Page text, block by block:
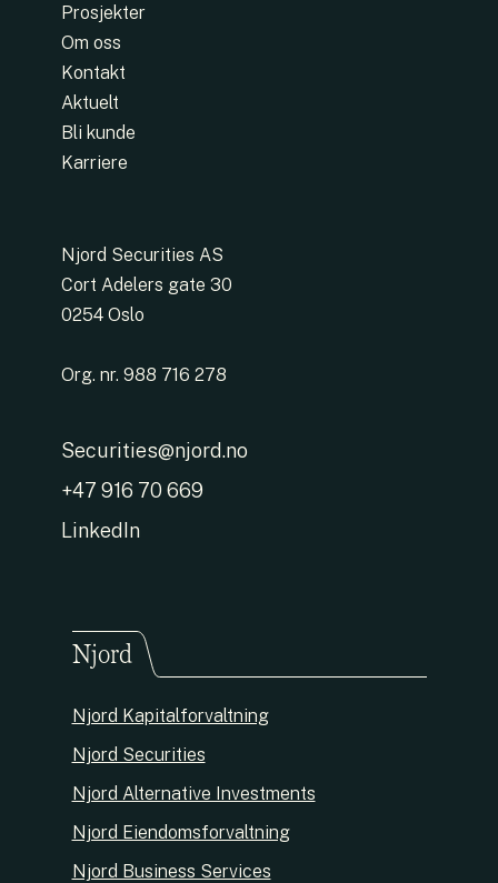
Prosjekter
Om oss
Kontakt
Aktuelt
Bli kunde
Karriere
Njord Securities AS
Cort Adelers gate 30
0254 Oslo
Org. nr. 988 716 278
Securities@njord.no
+47 916 70 669
LinkedIn
Njord
Njord Kapitalforvaltning
Njord Securities
Njord Alternative Investments
Njord Eiendomsforvaltning
Njord Business Services